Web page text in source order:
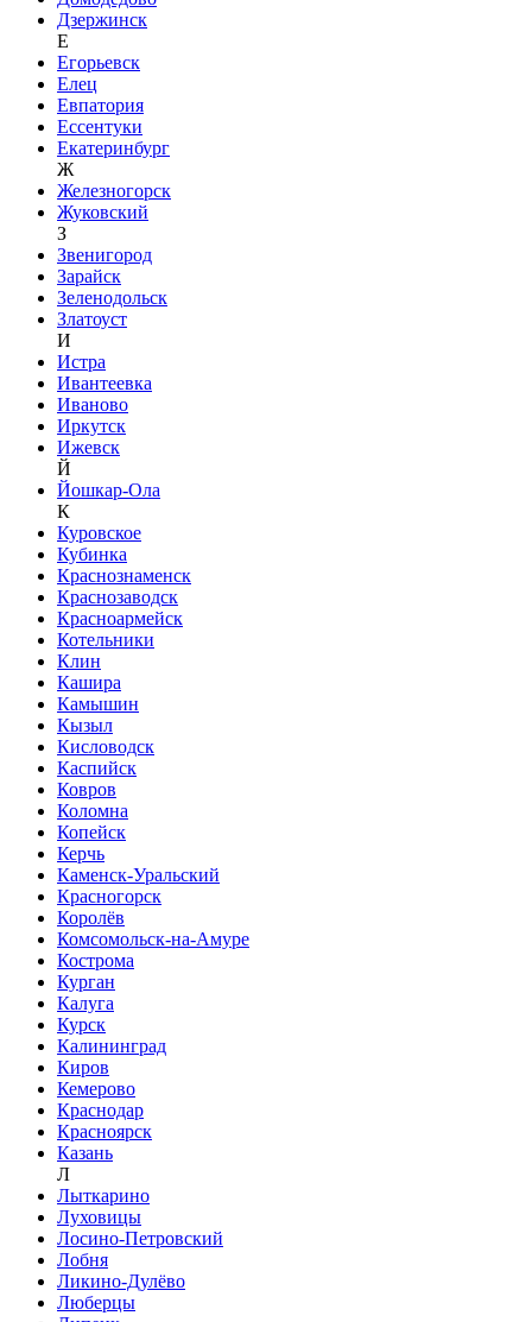
Дзержинск
Е
Егорьевск
Елец
Евпатория
Ессентуки
Екатеринбург
Ж
Железногорск
Жуковский
З
Звенигород
Зарайск
Зеленодольск
Златоуст
И
Истра
Ивантеевка
Иваново
Иркутск
Ижевск
Й
Йошкар-Ола
К
Куровское
Кубинка
Краснознаменск
Краснозаводск
Красноармейск
Котельники
Клин
Кашира
Камышин
Кызыл
Кисловодск
Каспийск
Ковров
Коломна
Копейск
Керчь
Каменск-Уральский
Красногорск
Королёв
Комсомольск-на-Амуре
Кострома
Курган
Калуга
Курск
Калининград
Киров
Кемерово
Краснодар
Красноярск
Казань
Л
Лыткарино
Луховицы
Лосино-Петровский
Лобня
Ликино-Дулёво
Люберцы